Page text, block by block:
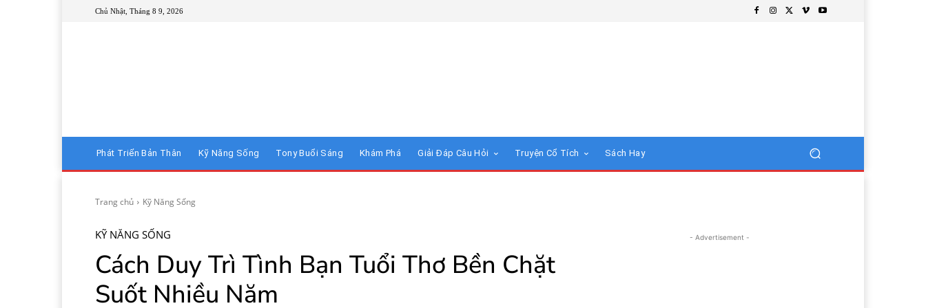
Chủ Nhật, Tháng 8 9, 2026
Phát Triển Bản Thân Kỹ Năng Sống Tony Buổi Sáng Khám Phá Giải Đáp Câu Hỏi Truyện Cổ Tích Sách Hay
Trang chủ Kỹ Năng Sống
KỸ NĂNG SỐNG
Cách Duy Trì Tình Bạn Tuổi Thơ Bền Chặt
Suốt Nhiều Năm
- Advertisement -